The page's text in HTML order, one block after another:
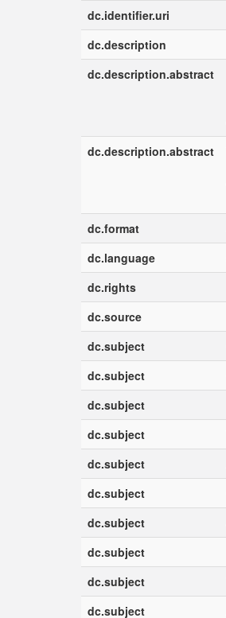
dc.identifier.uri
dc.description
dc.description.abstract
dc.description.abstract
dc.format
dc.language
dc.rights
dc.source
dc.subject
dc.subject
dc.subject
dc.subject
dc.subject
dc.subject
dc.subject
dc.subject
dc.subject
dc.subject